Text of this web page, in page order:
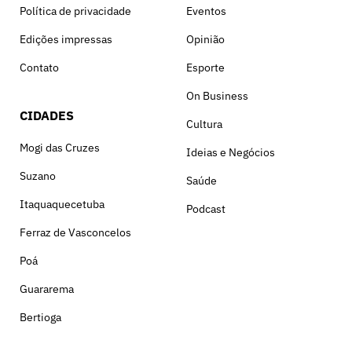
Política de privacidade
Edições impressas
Contato
CIDADES
Mogi das Cruzes
Suzano
Itaquaquecetuba
Ferraz de Vasconcelos
Poá
Guararema
Bertioga
Eventos
Opinião
Esporte
On Business
Cultura
Ideias e Negócios
Saúde
Podcast